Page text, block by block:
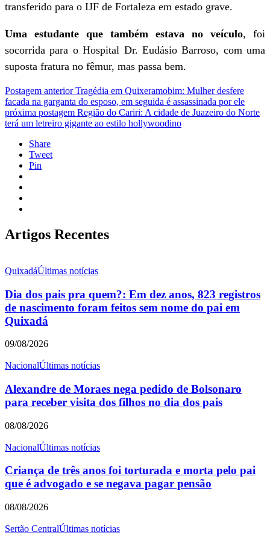
transferido para o IJF de Fortaleza em estado grave.
Uma estudante que também estava no veículo, foi
socorrida para o Hospital Dr. Eudásio Barroso, com uma
suposta fratura no fêmur, mas passa bem.
Postagem anterior Tragédia em Quixeramobim: Mulher desfere
facada na garganta do esposo, em seguida é assassinada por ele
próxima postagem Região do Cariri: A cidade de Juazeiro do Norte
terá um letreiro gigante ao estilo hollywoodino
Share
Tweet
Pin
Artigos Recentes
QuixadáÚltimas notícias
Dia dos pais pra quem?: Em dez anos, 823 registros
de nascimento foram feitos sem nome do pai em
Quixadá
09/08/2026
NacionalÚltimas notícias
Alexandre de Moraes nega pedido de Bolsonaro
para receber visita dos filhos no dia dos pais
08/08/2026
NacionalÚltimas notícias
Criança de três anos foi torturada e morta pelo pai
que é advogado e se negava pagar pensão
08/08/2026
Sertão CentralÚltimas notícias